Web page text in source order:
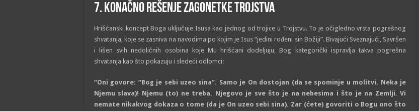
7. KONAČNO REŠENjE ZAGONETKE TROJSTVA
Hrišćanski koncept Boga uključuje Isusa kao jednog od trojice u Trojstvu. To je očigledno vrsta pogrešnog
shvatanja, koje se zasniva na navodima po kojim je Isus “jedini rođeni sin Božiji”. Bivajući Sveznajući, Savršen
i lišen svih nedoličnih osobina koje Mu hrišćani dodeljuju, Bog kategorički ispravlja takva pogrešna
shvatanja kao što pokazuju i sledeći odlomci:
“Oni govore: “Bog je sebi uzeo sina”. Samo je On dostojan (da se spominje u molitvi. Neka je
Njemu slava)! Njemu (to) ne treba. Njegovo je sve što je na nebesima i što je na Zemlji. Vi
nemate nikakvog dokaza o tome (da je On uzeo sebi sina). Zar (ćete) govoriti o Bogu ono što